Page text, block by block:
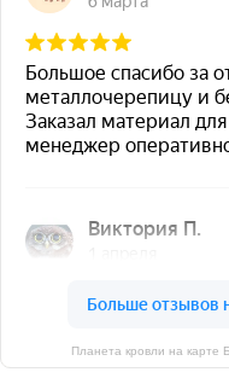
Планета кровли на